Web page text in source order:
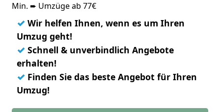
Min. ➨ Umzüge ab 77€
✓ Wir helfen Ihnen, wenn es um Ihren
Umzug geht!
✓ Schnell & unverbindlich Angebote
erhalten!
✓ Finden Sie das beste Angebot für Ihren
Umzug!